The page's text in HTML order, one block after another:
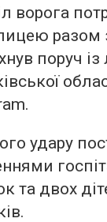
ворога
разом
поруч
удару
та двох